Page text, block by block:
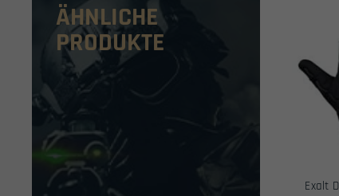
ÄHNLICHE
PRODUKTE
Exalt